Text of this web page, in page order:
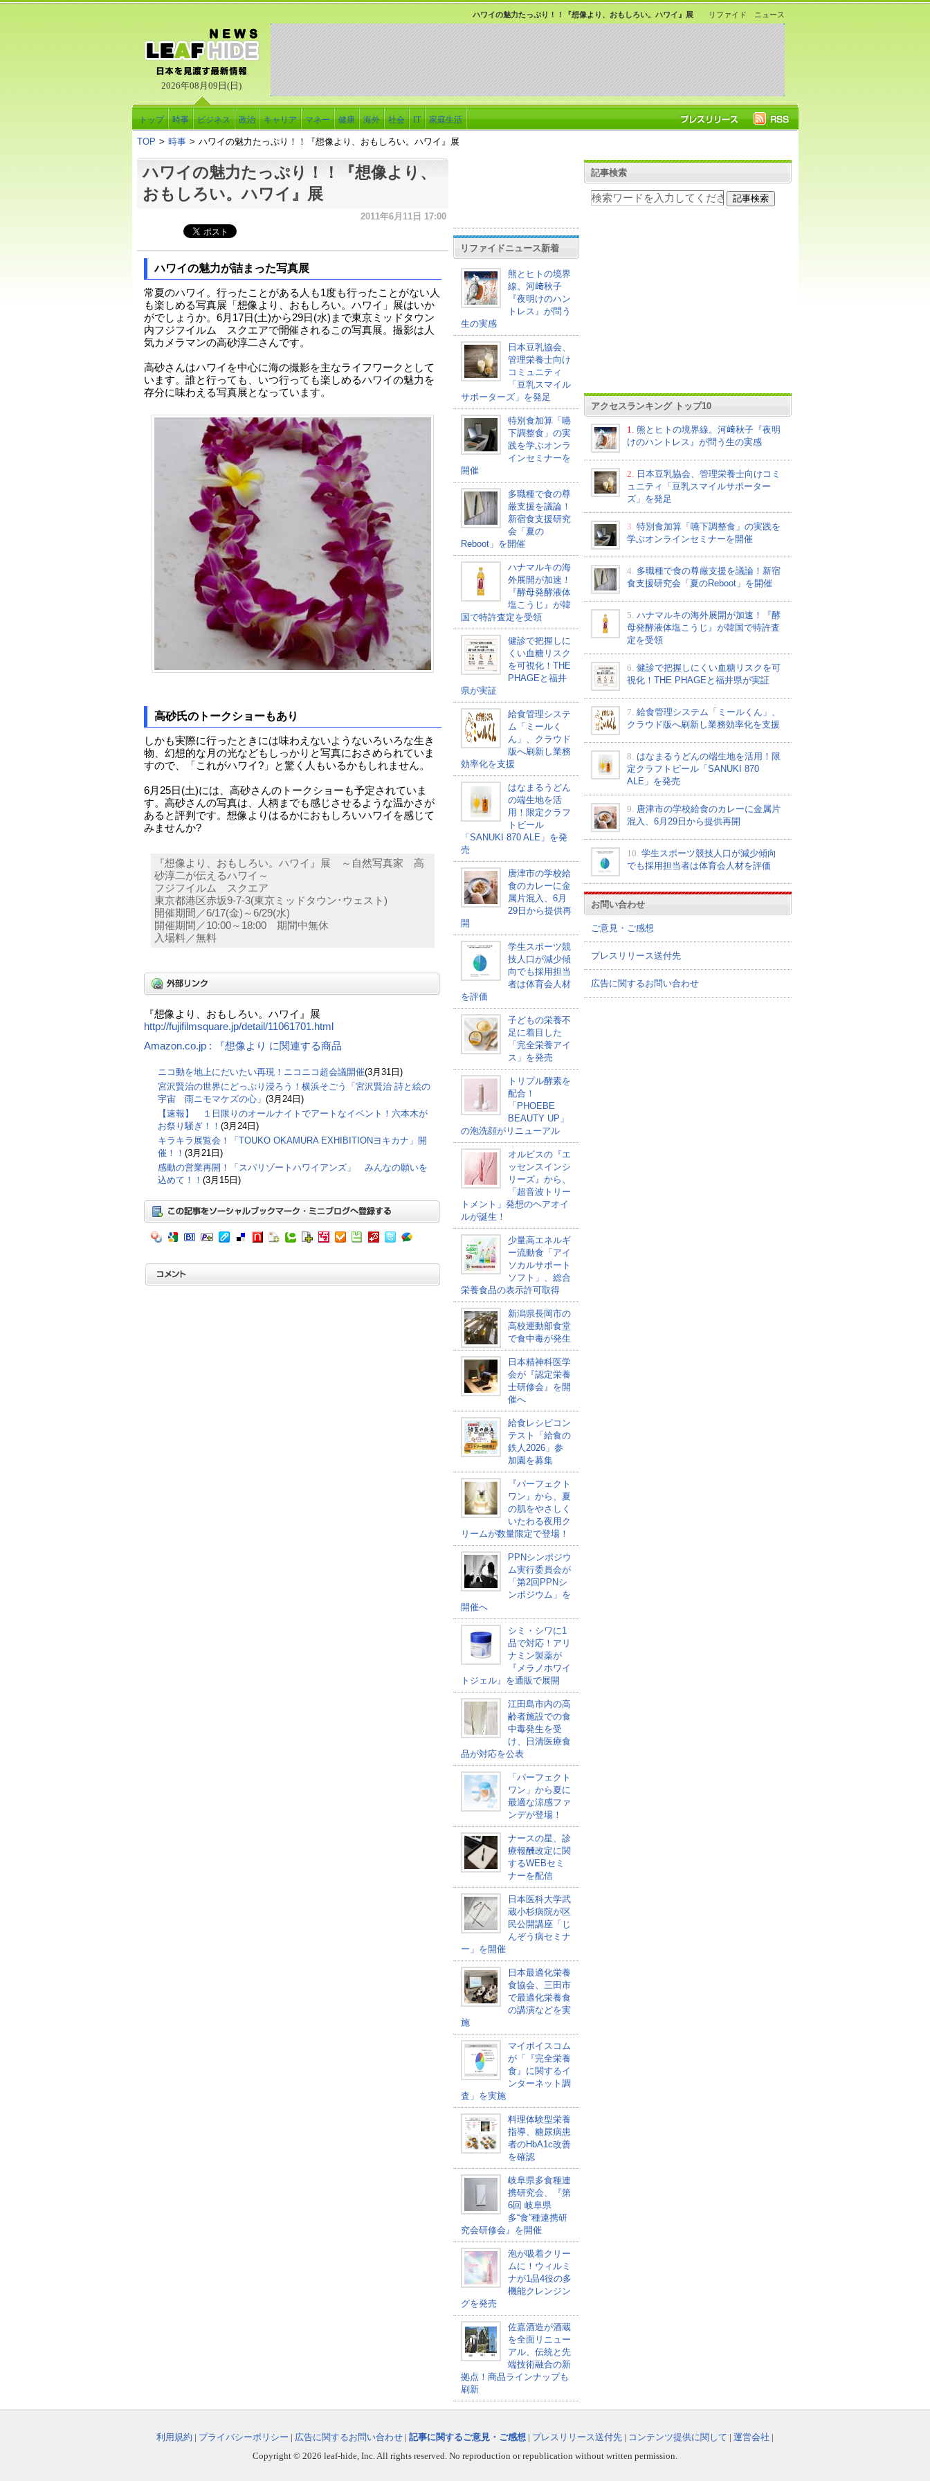
2026年08月09日(日)
リファイド ニュース
ハワイの魅力たっぷり！！『想像より、おもしろい。ハワイ』展
トップ 時事 ビジネス 政治 キャリア マネー 健康 海外 社会 IT 家庭生活
TOP > 時事 > ハワイの魅力たっぷり！！『想像より、おもしろい。ハワイ』展
ハワイの魅力たっぷり！！『想像より、
おもしろい。ハワイ』展
2011年6月11日 17:00
ハワイの魅力が詰まった写真展
常夏のハワイ。行ったことがある人も1度も行ったことがない人
も楽しめる写真展「想像より、おもしろい。ハワイ」展はいか
がでしょうか。6月17日(土)から29日(水)まで東京ミッドタウン
内フジフイルム スクエアで開催されるこの写真展。撮影は人
気カメラマンの高砂淳二さんです。
高砂さんはハワイを中心に海の撮影を主なライフワークとして
います。誰と行っても、いつ行っても楽しめるハワイの魅力を
存分に味わえる写真展となっています。
高砂氏のトークショーもあり
しかも実際に行ったときには味わえないようないろいろな生き
物、幻想的な月の光などもしっかりと写真におさめられていま
すので、「これがハワイ?」と驚く人もいるかもしれません。
6月25日(土)には、高砂さんのトークショーも予定されていま
す。高砂さんの写真は、人柄までも感じさせるような温かさが
あると評判です。想像よりはるかにおもしろいハワイを感じて
みませんか?
『想像より、おもしろい。ハワイ』展 ～自然写真家 高
砂淳二が伝えるハワイ～
フジフイルム スクエア
東京都港区赤坂9-7-3(東京ミッドタウン･ウェスト)
開催期間／6/17(金)～6/29(水)
開催期間／10:00～18:00 期間中無休
入場料／無料
『想像より、おもしろい。ハワイ』展
http://fujifilmsquare.jp/detail/11061701.html
Amazon.co.jp : 『想像より に関連する商品
ニコ動を地上にだいたい再現！ニコニコ超会議開催(3月31日)
宮沢賢治の世界にどっぷり浸ろう！横浜そごう「宮沢賢治 詩と絵の
宇宙 雨ニモマケズの心」 (3月24日)
【速報】 １日限りのオールナイトでアートなイベント！六本木が
お祭り騒ぎ！！ (3月24日)
キラキラ展覧会！「TOUKO OKAMURA EXHIBITIONヨキカナ」開
催！！ (3月21日)
感動の営業再開！「スパリゾートハワイアンズ」 みんなの願いを
込めて！！ (3月15日)
リファイドニュース新着
熊とヒトの境界
線。河﨑秋子
『夜明けのハン
トレス』が問う
生の実感
日本豆乳協会、
管理栄養士向け
コミュニティ
「豆乳スマイル
サポーターズ」を発足
特別食加算「嚥
下調整食」の実
践を学ぶオンラ
インセミナーを
開催
多職種で食の尊
厳支援を議論！
新宿食支援研究
会「夏の
Reboot」を開催
ハナマルキの海
外展開が加速！
『酵母発酵液体
塩こうじ』が韓
国で特許査定を受領
健診で把握しに
くい血糖リスク
を可視化！THE
PHAGEと福井
県が実証
給食管理システ
ム「ミールく
ん」、クラウド
版へ刷新し業務
効率化を支援
はなまるうどん
の端生地を活
用！限定クラフ
トビール
「SANUKI 870 ALE」を発
売
唐津市の学校給
食のカレーに金
属片混入、6月
29日から提供再
開
学生スポーツ競
技人口が減少傾
向でも採用担当
者は体育会人材
を評価
子どもの栄養不
足に着目した
「完全栄養アイ
ス」を発売
トリプル酵素を
配合！
「PHOEBE
BEAUTY UP」
の泡洗顔がリニューアル
オルビスの『エ
ッセンスインシ
リーズ』から、
「超音波トリー
トメント」発想のヘアオイ
ルが誕生！
少量高エネルギ
ー流動食「アイ
ソカルサポート
ソフト」、総合
栄養食品の表示許可取得
新潟県長岡市の
高校運動部食堂
で食中毒が発生
日本精神科医学
会が『認定栄養
士研修会』を開
催へ
給食レシピコン
テスト「給食の
鉄人2026」参
加園を募集
『パーフェクト
ワン』から、夏
の肌をやさしく
いたわる夜用ク
リームが数量限定で登場！
PPNシンポジウ
ム実行委員会が
「第2回PPNシ
ンポジウム」を
開催へ
シミ・シワに1
品で対応！アリ
ナミン製薬が
『メラノホワイ
トジェル』を通販で展開
江田島市内の高
齢者施設での食
中毒発生を受
け、日清医療食
品が対応を公表
「パーフェクト
ワン」から夏に
最適な涼感ファ
ンデが登場！
ナースの星、診
療報酬改定に関
するWEBセミ
ナーを配信
日本医科大学武
蔵小杉病院が区
民公開講座「じ
んぞう病セミナ
ー」を開催
日本最適化栄養
食協会、三田市
で最適化栄養食
の講演などを実
施
マイボイスコム
が「『完全栄養
食』に関するイ
ンターネット調
査」を実施
料理体験型栄養
指導、糖尿病患
者のHbA1c改善
を確認
岐阜県多食種連
携研究会、『第
6回 岐阜県
多“食”種連携研
究会研修会』を開催
泡が吸着クリー
ムに！ウィルミ
ナが1品4役の多
機能クレンジン
グを発売
佐嘉酒造が酒蔵
を全面リニュー
アル、伝統と先
端技術融合の新
拠点！商品ラインナップも
刷新
記事検索
アクセスランキング トップ10
1.
熊とヒトの境界線。河﨑秋子『夜明
けのハントレス』が問う生の実感
2.
日本豆乳協会、管理栄養士向けコミ
ュニティ「豆乳スマイルサポーター
ズ」を発足
3. 特別食加算「嚥下調整食」の実践を
学ぶオンラインセミナーを開催
4. 多職種で食の尊厳支援を議論！新宿
食支援研究会「夏のReboot」を開催
5. ハナマルキの海外展開が加速！『酵
母発酵液体塩こうじ』が韓国で特許査
定を受領
6. 健診で把握しにくい血糖リスクを可
視化！THE PHAGEと福井県が実証
7. 給食管理システム「ミールくん」、
クラウド版へ刷新し業務効率化を支援
8. はなまるうどんの端生地を活用！限
定クラフトビール「SANUKI 870
ALE」を発売
9. 唐津市の学校給食のカレーに金属片
混入、6月29日から提供再開
10. 学生スポーツ競技人口が減少傾向
でも採用担当者は体育会人材を評価
お問い合わせ
ご意見・ご感想
プレスリリース送付先
広告に関するお問い合わせ
利用規約 | プライバシーポリシー | 広告に関するお問い合わせ | 記事に関するご意見・ご感想 | プレスリリース送付先 | コンテンツ提供に関して | 運営会社 |
Copyright © 2026 leaf-hide, Inc. All rights reserved. No reproduction or republication without written permission.